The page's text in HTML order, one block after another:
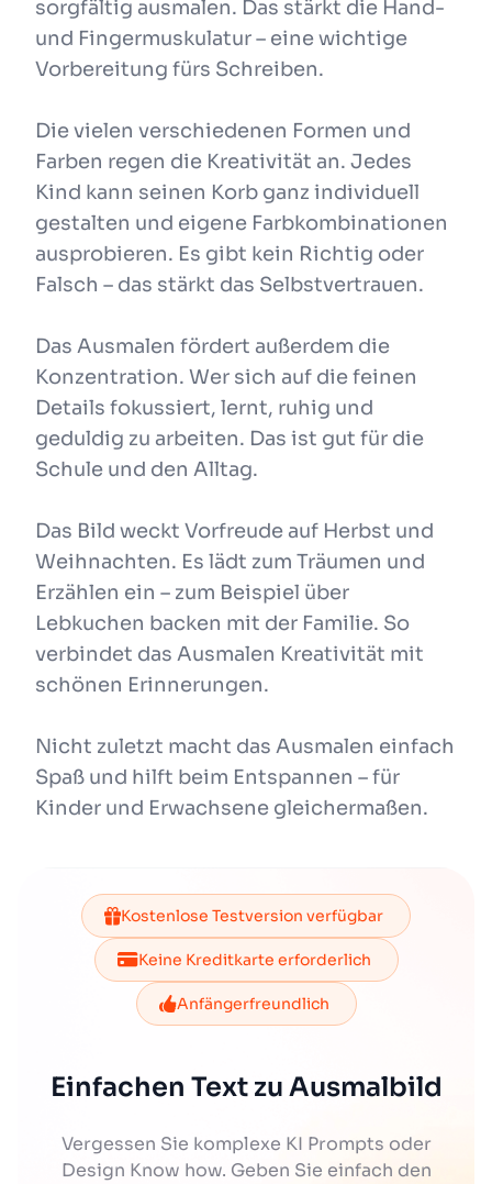
sorgfältig ausmalen. Das stärkt die Hand-
und Fingermuskulatur – eine wichtige
Vorbereitung fürs Schreiben.
Die vielen verschiedenen Formen und
Farben regen die Kreativität an. Jedes
Kind kann seinen Korb ganz individuell
gestalten und eigene Farbkombinationen
ausprobieren. Es gibt kein Richtig oder
Falsch – das stärkt das Selbstvertrauen.
Das Ausmalen fördert außerdem die
Konzentration. Wer sich auf die feinen
Details fokussiert, lernt, ruhig und
geduldig zu arbeiten. Das ist gut für die
Schule und den Alltag.
Das Bild weckt Vorfreude auf Herbst und
Weihnachten. Es lädt zum Träumen und
Erzählen ein – zum Beispiel über
Lebkuchen backen mit der Familie. So
verbindet das Ausmalen Kreativität mit
schönen Erinnerungen.
Nicht zuletzt macht das Ausmalen einfach
Spaß und hilft beim Entspannen – für
Kinder und Erwachsene gleichermaßen.
Kostenlose Testversion verfügbar
Keine Kreditkarte erforderlich
Anfängerfreundlich
Einfachen Text zu Ausmalbild
Vergessen Sie komplexe KI Prompts oder
Design Know how. Geben Sie einfach den